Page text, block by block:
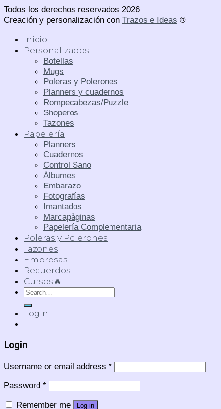
Todos los derechos reservados 2026
Creación y personalización con Trazos e Ideas ®
Inicio
Personalizados
Botellas
Mugs
Poleras y Polerones
Planners y cuadernos
Rompecabezas/Puzzle
Shoperos
Tazones
Papelería
Planners
Cuadernos
Control Sano
Álbumes
Embarazo
Fotografías
Imantados
Marcapàginas
Papelería Complementaria
Poleras y Polerones
Tazones
Empresas
Recuerdos
Cursos🔥
Search
Login
Login
Username or email address *
Password *
Remember me
Log in